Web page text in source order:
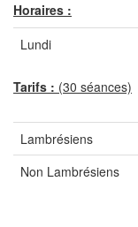
Horaires :
Lundi
Tarifs : (30 séances)
Lambrésiens
Non Lambrésiens